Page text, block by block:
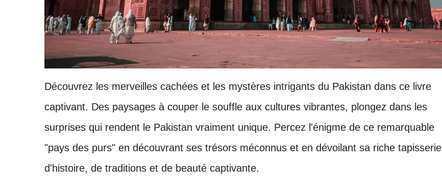
Découvrez les merveilles cachées et les mystères intrigants du Pakistan dans ce livre
captivant. Des paysages à couper le souffle aux cultures vibrantes, plongez dans les
surprises qui rendent le Pakistan vraiment unique. Percez l'énigme de ce remarquable
"pays des purs" en découvrant ses trésors méconnus et en dévoilant sa riche tapisserie
d'histoire, de traditions et de beauté captivante.